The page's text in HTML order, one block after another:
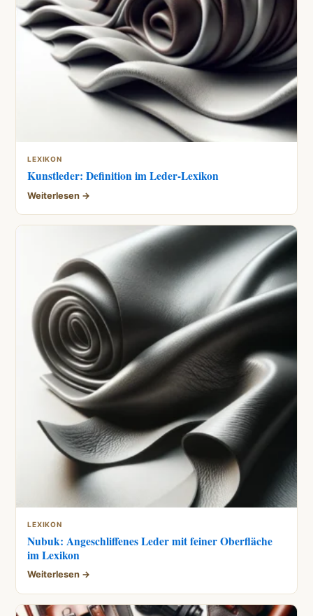
LEXIKON
Kunstleder: Definition im Leder-Lexikon
Weiterlesen →
LEXIKON
Nubuk: Angeschliffenes Leder mit feiner Oberfläche
im Lexikon
Weiterlesen →